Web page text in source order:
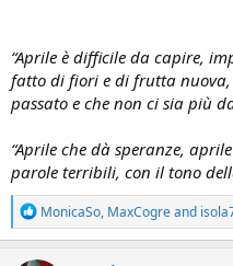
“Aprile è difficile da capire,
fatto di fiori e di frutta
passato e che non ci sia più
“Aprile che dà speranze,
parole terribili, con il tono
R
e
a
c
MonicaSo, MaxCogreand